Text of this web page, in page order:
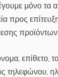
μόνο τα
προς
προϊόντων:
επίθετο,
τηλεφώνου,